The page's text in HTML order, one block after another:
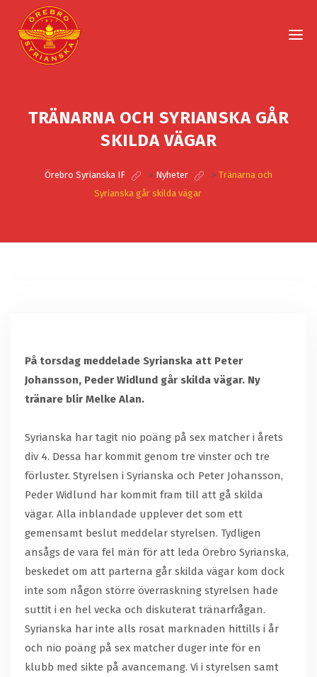
TRÄNARNA OCH SYRIANSKA GÅR
SKILDA VÄGAR
Örebro Syrianska IF > Nyheter > Tränarna och
Syrianska går skilda vägar
På torsdag meddelade Syrianska att Peter
Johansson, Peder Widlund går skilda vägar. Ny
tränare blir Melke Alan.
Syrianska har tagit nio poäng på sex matcher i årets
div 4. Dessa har kommit genom tre vinster och tre
förluster. Styrelsen i Syrianska och Peter Johansson,
Peder Widlund har kommit fram till att gå skilda
vägar. Alla inblandade upplever det som ett
gemensamt beslut meddelar styrelsen. Tydligen
ansågs de vara fel män för att leda Örebro Syrianska,
beskedet om att parterna går skilda vägar kom dock
inte som någon större överraskning styrelsen hade
suttit i en hel vecka och diskuterat tränarfrågan.
Syrianska har inte alls rosat marknaden hittills i år
och nio poäng på sex matcher duger inte för en
klubb med sikte på avancemang. Vi i styrelsen samt